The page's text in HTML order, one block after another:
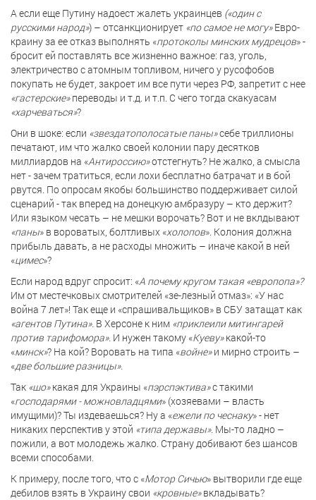
А если еще Путину надоест жалеть украинцев («один с
русскими народ») – отсанкционирует «по самое не могу»Евро-
краину за ее отказ выполнять «протоколы минских мудрецов» -
бросит ей поставлять все жизненно важное: газ, уголь,
электричество с атомным топливом, ничего у русофобов
покупать не будет, закроет им все пути через РФ, запретит с нее
«гастерские»переводы и т.д. и т.п. С чего тогда скакуасам
«харчеваться»?
Они в шоке: если «звездатополосатые паны»себе триллионы
печатают, им что жалко своей колонии пару десятков
миллиардов на «Антироссию»отстегнуть? Не жалко, а смысла
нет - зачем тратиться, если лохи бесплатно батрачат и в бой
рвутся. По опросам якобы большинство поддерживает силой
сценарий - так вперед на донецкую амбразуру – кто держит?
Или языком чесать – не мешки ворочать? Вот и не вклдывают
«паны» в вороватых, болтливых «холопов». Колония должна
прибыль давать, а не расходы множить – иначе какой в ней
«цимес»?
Если народ вдруг спросит: «А почему кругом такая «европопа»?
Им от местечковых смотрителей «зе-лезный отмаз»: «У нас
война 7 лет»! Так еще и «спрашивальщиков» в СБУ затащат как
«агентов Путина». В Херсоне к ним «приклеили митингарей
против тарифомора». И нужен такому «Куеву»какой-то
«минск»? На кой? Воровать на типа «войне»и мирно строить –
«две большие разницы».
Так «шо»какая для Украины «пэрспэктива»с такими
«господарями - можновладцями» (хозяевами – власть
имущими)? Ты издеваешься? Ну а «ежели по чеснаку» - нет
никаких перспектив у этой «типа державы». Мы-то ладно –
пожили, а вот молодежь жалко. Страну добивают без шансов
всеми способами.
К примеру, после того, что с «Мотор Сичью» вытворили где еще
дебилов взять в Украину свои «кровные»вкладывать?